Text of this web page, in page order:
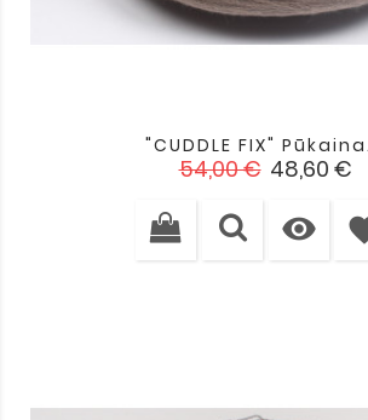
"CUDDLE FIX"
Standarta
54,00 € Cena
48,60 €
